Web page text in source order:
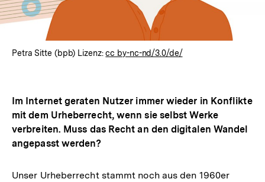
Petra Sitte (bpb) Lizenz:cc by-nc-nd/3.0/de/
Im Internet geraten Nutzer immer wieder in Konflikte
mit dem Urheberrecht, wenn sie selbst Werke
verbreiten. Muss das Recht an den digitalen Wandel
angepasst werden?
Unser Urheberrecht stammt noch aus den 1960er